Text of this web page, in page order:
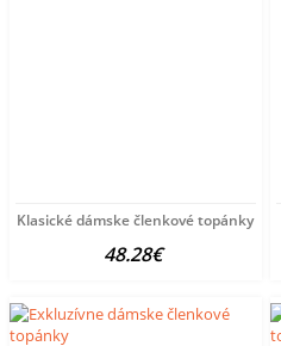
Klasické dámske členkové topánky
48.28€